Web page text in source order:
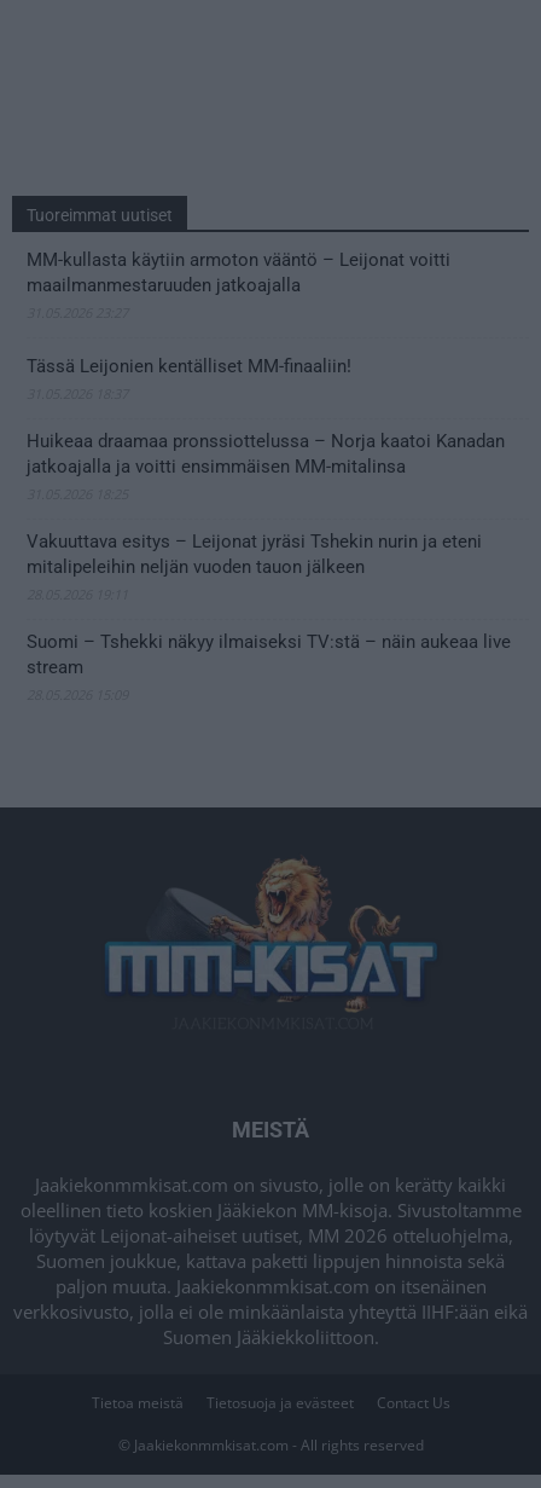
Tuoreimmat uutiset
MM-kullasta käytiin armoton vääntö – Leijonat voitti
maailmanmestaruuden jatkoajalla
Tässä Leijonien kentälliset MM-finaaliin!
Huikeaa draamaa pronssiottelussa – Norja kaatoi Kanadan
jatkoajalla ja voitti ensimmäisen MM-mitalinsa
Vakuuttava esitys – Leijonat jyräsi Tshekin nurin ja eteni
mitalipeleihin neljän vuoden tauon jälkeen
Suomi – Tshekki näkyy ilmaiseksi TV:stä – näin aukeaa live
stream
MEISTÄ
Jaakiekonmmkisat.com on sivusto, jolle on kerätty kaikki
oleellinen tieto koskien Jääkiekon MM-kisoja. Sivustoltamme
löytyvät Leijonat-aiheiset uutiset, MM 2026 otteluohjelma,
Suomen joukkue, kattava paketti lippujen hinnoista sekä
paljon muuta. Jaakiekonmmkisat.com on itsenäinen
verkkosivusto, jolla ei ole minkäänlaista yhteyttä IIHF:ään eikä
Suomen Jääkiekkoliittoon.
Tietoa meistä Tietosuoja ja evästeet Contact Us
© Jaakiekonmmkisat.com - All rights reserved